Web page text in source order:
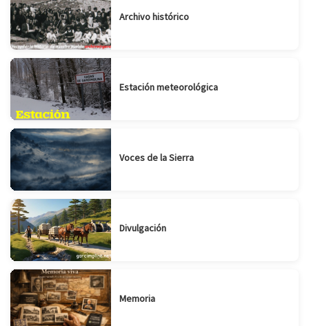
Archivo histórico
Estación meteorológica
Voces de la Sierra
Divulgación
Memoria